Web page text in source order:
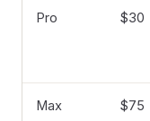
Pro $30
Max $75